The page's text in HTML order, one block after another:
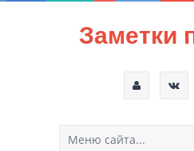
Заметки
Меню сайта...